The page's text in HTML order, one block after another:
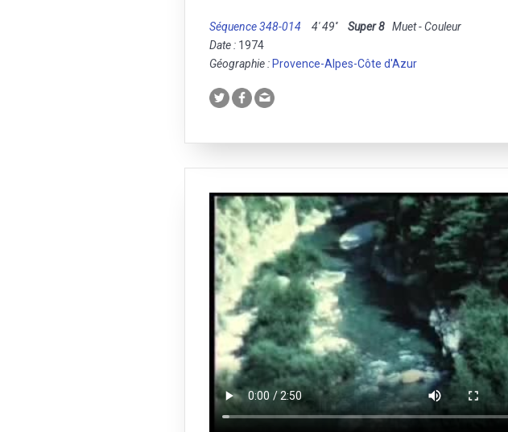
Séquence 348-014 4' 49'' Super 8 Muet - Couleur
Date : 1974
Géographie : Provence-Alpes-Côte d'Azur